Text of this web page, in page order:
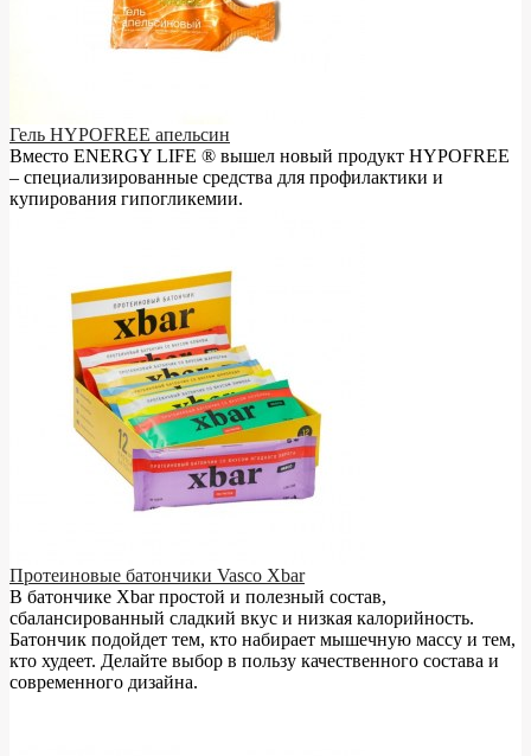
Гель HYPOFREE апельсин
Вместо ENERGY LIFE ® вышел новый продукт HYPOFREE
– cпециализированные средства для профилактики и
купирования гипогликемии.
Протеиновые батончики Vasco Xbar
В батончике Xbar простой и полезный состав,
сбалансированный сладкий вкус и низкая калорийность.
Батончик подойдет тем, кто набирает мышечную массу и тем,
кто худеет. Делайте выбор в пользу качественного состава и
современного дизайна.